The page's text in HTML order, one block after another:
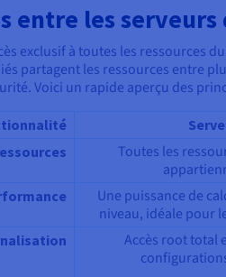
entre les serveurs
exclusif à toutes les ressources
partagent les ressources entre
Voici un rapide aperçu des
Toutes les
Une puissance de
niveau, idéale pour
Accès root total